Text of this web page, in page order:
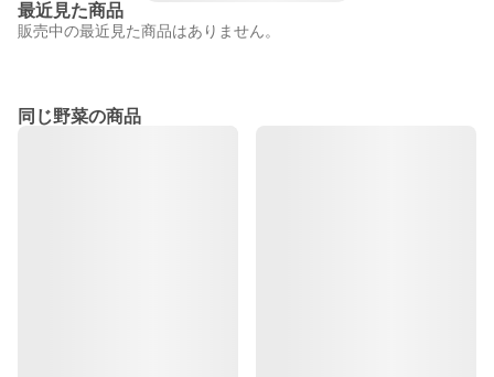
最近見た商品
販売中の最近見た商品はありません。
同じ野菜の商品